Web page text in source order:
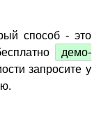
способ - это
демо-
запросите у